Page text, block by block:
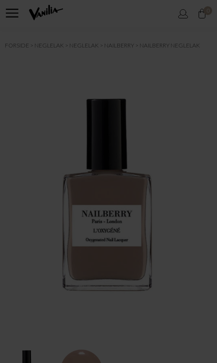
0
FORSIDE NEGLELAK NEGLELAK NAILBERRY NAILBERRY NEGLELAK